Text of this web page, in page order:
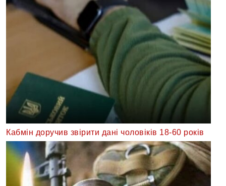
Кабмін доручив звірити дані чоловіків 18-60 років